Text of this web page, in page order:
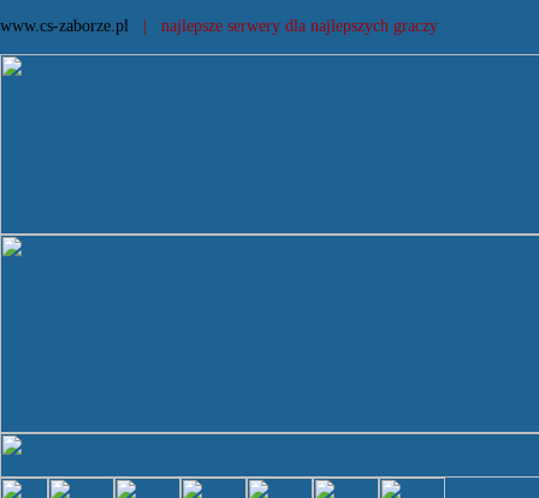
www.cs-zaborze.pl | najlepsze serwery dla najlepszych graczy